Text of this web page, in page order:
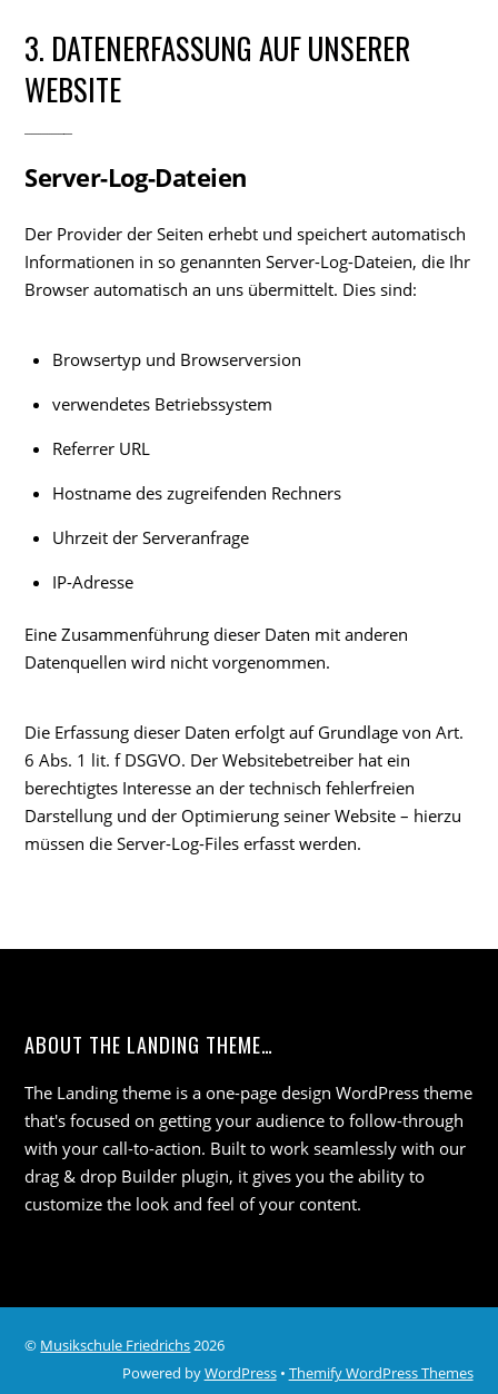
3. DATENERFASSUNG AUF UNSERER
WEBSITE
Server-Log-Dateien
Der Provider der Seiten erhebt und speichert automatisch
Informationen in so genannten Server-Log-Dateien, die Ihr
Browser automatisch an uns übermittelt. Dies sind:
Browsertyp und Browserversion
verwendetes Betriebssystem
Referrer URL
Hostname des zugreifenden Rechners
Uhrzeit der Serveranfrage
IP-Adresse
Eine Zusammenführung dieser Daten mit anderen
Datenquellen wird nicht vorgenommen.
Die Erfassung dieser Daten erfolgt auf Grundlage von Art.
6 Abs. 1 lit. f DSGVO. Der Websitebetreiber hat ein
berechtigtes Interesse an der technisch fehlerfreien
Darstellung und der Optimierung seiner Website – hierzu
müssen die Server-Log-Files erfasst werden.
ABOUT THE LANDING THEME…
The Landing theme is a one-page design WordPress theme
that's focused on getting your audience to follow-through
with your call-to-action. Built to work seamlessly with our
drag & drop Builder plugin, it gives you the ability to
customize the look and feel of your content.
© Musikschule Friedrichs2026
Powered byWordPress• Themify WordPress Themes